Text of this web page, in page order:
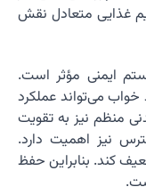
غذایی متعادل نقش
ایمنی مؤثر است.
می‌تواند عملکرد
منظم نیز به تقویت
نیز اهمیت دارد.
کند. بنابراین حفظ